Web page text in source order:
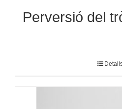
Perversió del